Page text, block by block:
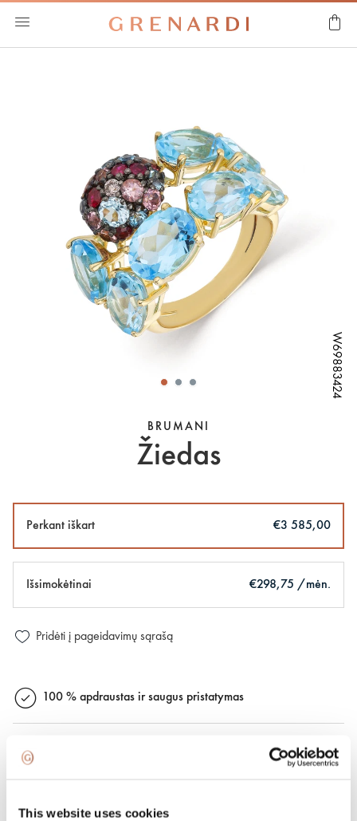
This website uses cookies
W69883424
W69883424
W69883424
W69883424
W69883424
BRUMANI
Žiedas
Perkant iškart €3 585,00
Išsimokėtinai €298,75 /mėn.
Pridėti į pageidavimų sąrašą
100 % apdraustas ir saugus pristatymas
Supaprastintas ir greitas užsakymo grąžinimas